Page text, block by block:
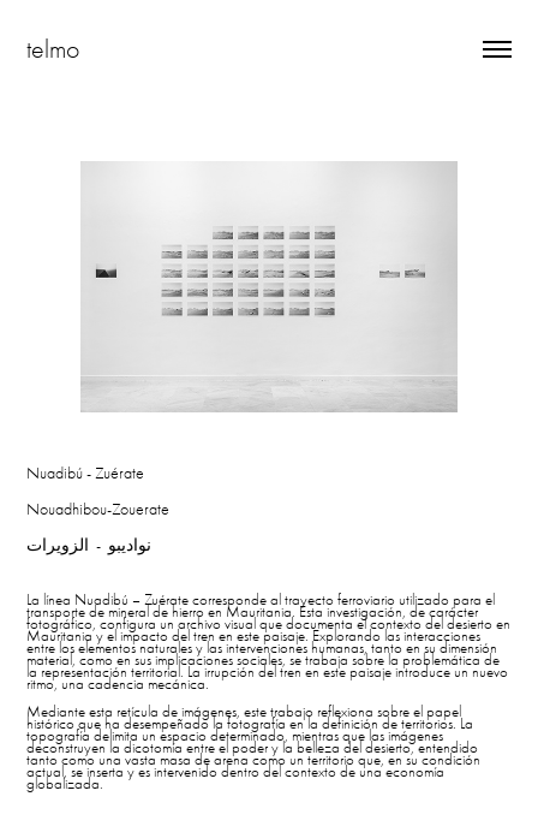
telmo
Nuadibú - Zuérate
Nouadhibou-Zouerate
نواديبو - الزويرات
La línea Nuadibú – Zuérate corresponde al trayecto ferroviario utilizado para el
transporte de mineral de hierro en Mauritania. Esta investigación, de carácter
fotográfico, configura un archivo visual que documenta el contexto del desierto en
Mauritania y el impacto del tren en este paisaje. Explorando las interacciones
entre los elementos naturales y las intervenciones humanas, tanto en su dimensión
material, como en sus implicaciones sociales, se trabaja sobre la problemática de
la representación territorial. La irrupción del tren en este paisaje introduce un nuevo
ritmo, una cadencia mecánica.
Mediante esta retícula de imágenes, este trabajo reflexiona sobre el papel
histórico que ha desempeñado la fotografía en la definición de territorios. La
topografía delimita un espacio determinado, mientras que las imágenes
deconstruyen la dicotomía entre el poder y la belleza del desierto, entendido
tanto como una vasta masa de arena como un territorio que, en su condición
actual, se inserta y es intervenido dentro del contexto de una economía
globalizada.